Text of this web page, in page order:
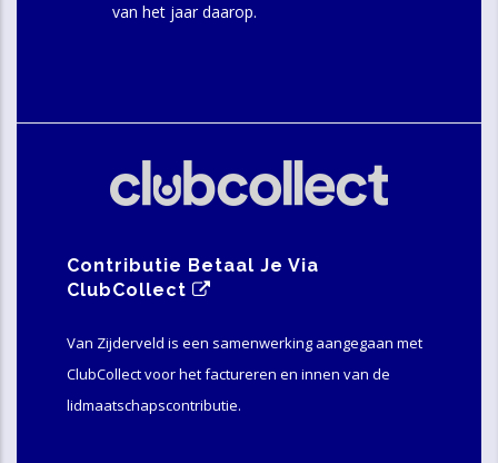
van het jaar daarop.
Contributie Betaal Je Via
ClubCollect
Van Zijderveld is een samenwerking aangegaan met
ClubCollect voor het factureren en innen van de
lidmaatschapscontributie.